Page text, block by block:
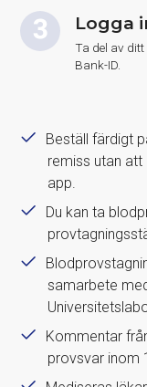
Logga
Ta del av
Bank-ID.
Beställ färdigt
remiss utan
app.
Du kan ta
samarbete
Kommentar
provsvar inom